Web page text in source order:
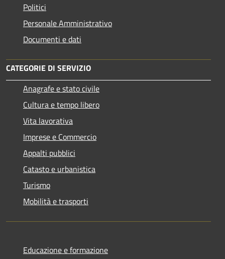
Politici
Personale Amministrativo
Documenti e dati
CATEGORIE DI SERVIZIO
Anagrafe e stato civile
Cultura e tempo libero
Vita lavorativa
Imprese e Commercio
Appalti pubblici
Catasto e urbanistica
Turismo
Mobilità e trasporti
Educazione e formazione